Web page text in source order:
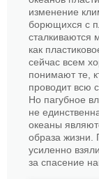
изменение
борющихся с
сталкиваются
как
сейчас всем
понимают те,
проводит всю
Но пагубное
не
океаны
образа жизни.
усиленно
за спасение